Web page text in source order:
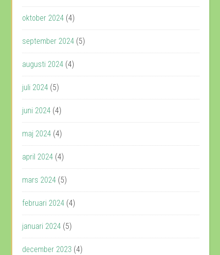
oktober 2024 (4)
september 2024 (5)
augusti 2024 (4)
juli 2024 (5)
juni 2024 (4)
maj 2024 (4)
april 2024 (4)
mars 2024 (5)
februari 2024 (4)
januari 2024 (5)
december 2023 (4)